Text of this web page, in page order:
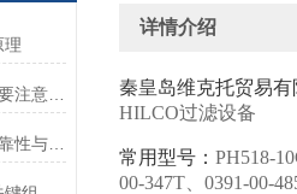
理
Fairchild(仙童)调压阀在安装时要注意有哪些需要注意的地方？
深入了解EBMPAPST 风扇的可靠性与耐用性
详情介绍
秦皇岛维克托贸易
HILCO过滤设备
常用型号： PH518-
00-347T、0391-00-